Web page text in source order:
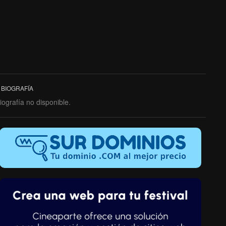
no disponible.